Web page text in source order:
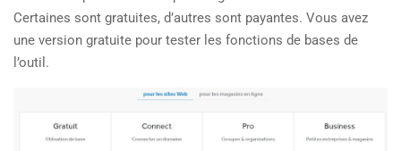
Certaines sont gratuites, d’autres sont payantes. Vous avez
une version gratuite pour tester les fonctions de bases de
l’outil.